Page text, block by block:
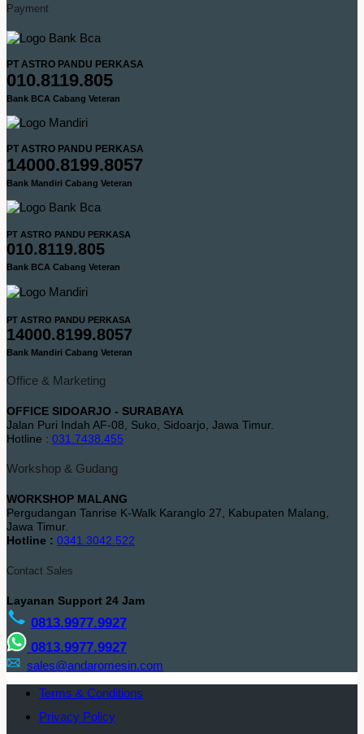
Payment
PT ASTRO PANDU PERKASA
010.8119.805
Bank BCA Cabang Veteran
PT ASTRO PANDU PERKASA
14000.8199.8057
Bank Mandiri Cabang Veteran
PT ASTRO PANDU PERKASA
010.8119.805
Bank BCA Cabang Veteran
PT ASTRO PANDU PERKASA
14000.8199.8057
Bank Mandiri Cabang Veteran
Office & Marketing
OFFICE SIDOARJO - SURABAYA
Jalan Puri Indah AF-08, Suko, Sidoarjo, Jawa Timur.
Hotline : 031.7438.455
Workshop & Gudang
WORKSHOP MALANG
Pergudangan Tanrise K-Walk Karanglo 27, Kabupaten Malang,
Jawa Timur.
Hotline : 0341.3042.522
Contact Sales
Layanan Support 24 Jam
0813.9977.9927
0813.9977.9927
sales@andaromesin.com
Terms & Conditions
Privacy Policy